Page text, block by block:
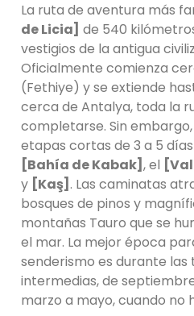
La ruta de aventura más
de Licia] de 540
vestigios de la antigua
Oficialmente comienza
(Fethiye) y se extiende
cerca de Antalya, toda la
completarse. Sin
etapas cortas de 3 a 5
[Bahía de Kabak], el
y [Kaş] . Las caminatas
bosques de pinos y
montañas Tauro que se
el mar. La mejor época
senderismo es durante
intermedias, de
marzo a mayo, cuando no